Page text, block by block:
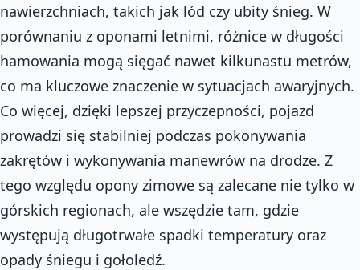
nawierzchniach, takich jak lód czy ubity śnieg. W
porównaniu z oponami letnimi, różnice w długości
hamowania mogą sięgać nawet kilkunastu metrów,
co ma kluczowe znaczenie w sytuacjach awaryjnych.
Co więcej, dzięki lepszej przyczepności, pojazd
prowadzi się stabilniej podczas pokonywania
zakrętów i wykonywania manewrów na drodze. Z
tego względu opony zimowe są zalecane nie tylko w
górskich regionach, ale wszędzie tam, gdzie
występują długotrwałe spadki temperatury oraz
opady śniegu i gołoledź.